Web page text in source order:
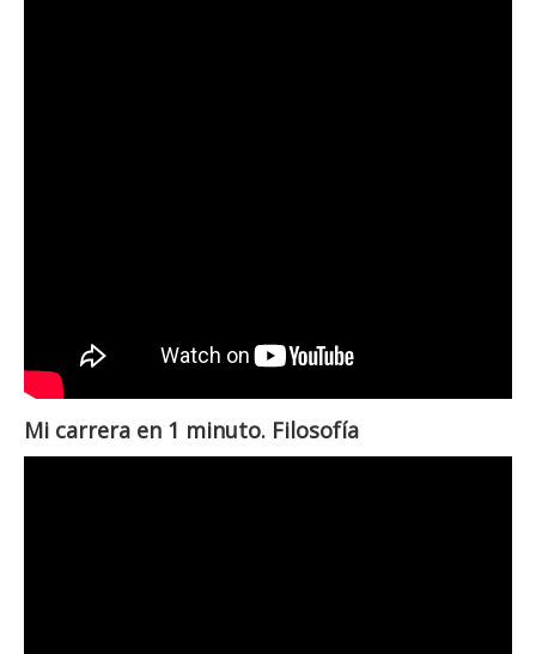
Mi carrera en 1 minuto. Filosofía